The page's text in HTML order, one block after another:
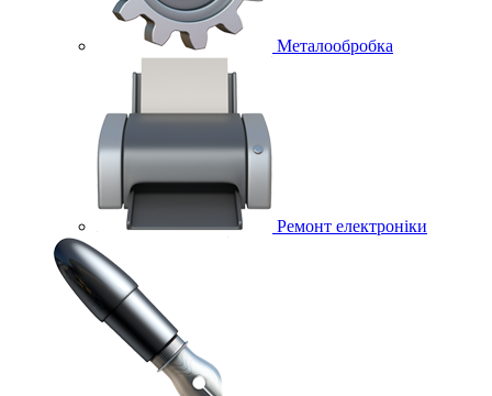
Металообробка
Ремонт електроніки